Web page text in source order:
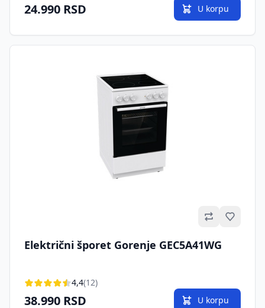
24.990 RSD U korpu
Električni šporet Gorenje GEC5A41WG
4,4(12)
38.990 RSD U korpu